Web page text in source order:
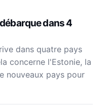
dans 4
dans quatre pays
concerne l'Estonie, la
nouveaux pays pour